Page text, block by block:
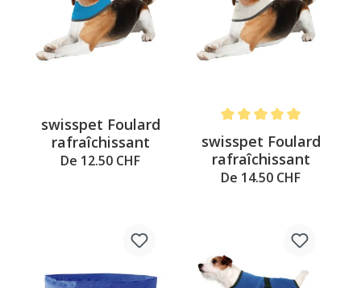
swisspet Foulard
rafraîchissant
De 12.50 CHF
Note moyenne de 5 sur 5
swisspet Foulard
rafraîchissant
De 14.50 CHF